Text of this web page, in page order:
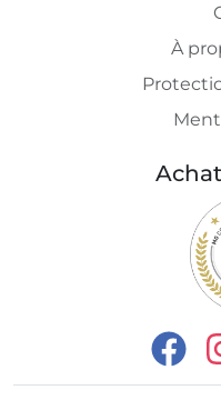
À